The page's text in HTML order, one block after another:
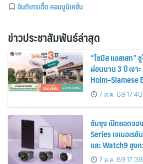
อินทิเกรเต็ด คอมมูนิเคชั่น
ข่าวประชาสัมพันธ์ล่าสุด
“ไซมิส แอสเสท”
ผ่อนนาน 3 ปี เจา
Holm–Siamese
ส่วนลดและสิทธิพิเ
2569
7 ส.ค. 69 17:40
ซัมซุง เปิดยอดจอ
Series เจเนอเร
และ Watch9 สูง
30%7 ส.ค. 69 17:38